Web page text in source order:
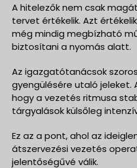
A hitelezők nem csak
tervet értékelik. Azt
még mindig megbízható
biztosítani a nyomás alatt.
Az igazgatótanácsok
gyengülésére utaló jeleket.
hogy a vezetés ritmusa
tárgyalások külsőleg
Ez az a pont, ahol az
átszervezési vezetés
jelentőségűvé válik.